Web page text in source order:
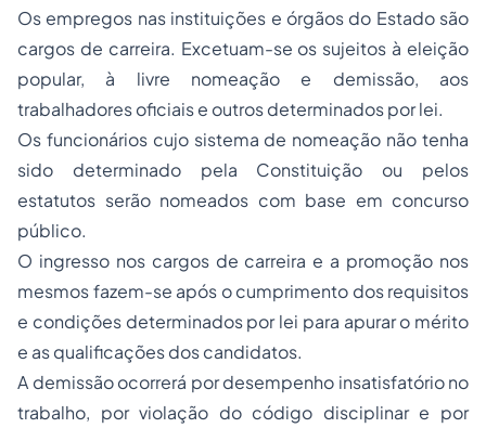
Os empregos nas instituições e órgãos do Estado são
cargos de carreira. Excetuam-se os sujeitos à eleição
popular, à livre nomeação e demissão, aos
trabalhadores oficiais e outros determinados por lei.
Os funcionários cujo sistema de nomeação não tenha
sido determinado pela Constituição ou pelos
estatutos serão nomeados com base em concurso
público.
O ingresso nos cargos de carreira e a promoção nos
mesmos fazem-se após o cumprimento dos requisitos
e condições determinados por lei para apurar o mérito
e as qualificações dos candidatos.
A demissão ocorrerá por desempenho insatisfatório no
trabalho, por violação do código disciplinar e por